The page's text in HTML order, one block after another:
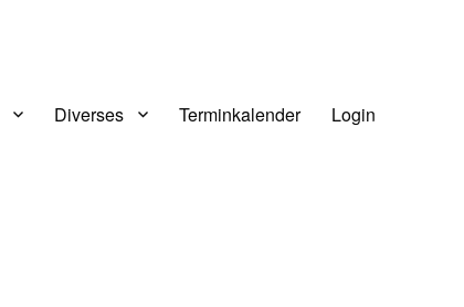
Diverses Terminkalender Login